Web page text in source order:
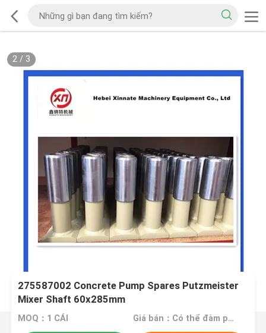
2/ 3
275587002 Concrete Pump Spares Putzmeister
Mixer Shaft 60x285mm
MOQ：1 CÁI Giá bán：Có thể đàm phán